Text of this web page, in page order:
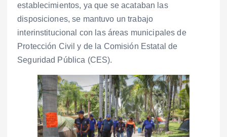
establecimientos, ya que se acataban las
disposiciones, se mantuvo un trabajo
interinstitucional con las áreas municipales de
Protección Civil y de la Comisión Estatal de
Seguridad Pública (CES).